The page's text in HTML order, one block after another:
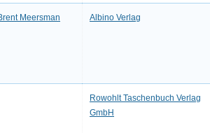
Meersman Albino Verlag
Rowohlt Taschenbuch Verlag
GmbH